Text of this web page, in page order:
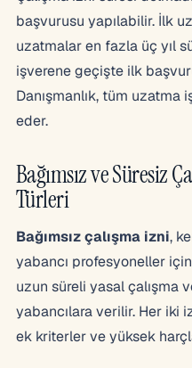
başvurusu yapılabilir. İlk
uzatmalar en fazla üç yıl
işverene geçişte ilk
Danışmanlık, tüm
eder.
Bağımsız ve Süresiz
Türleri
Bağımsız çalışma izni,
yabancı profesyoneller
uzun süreli yasal çalışma
yabancılara verilir. Her iki
ek kriterler ve yüksek